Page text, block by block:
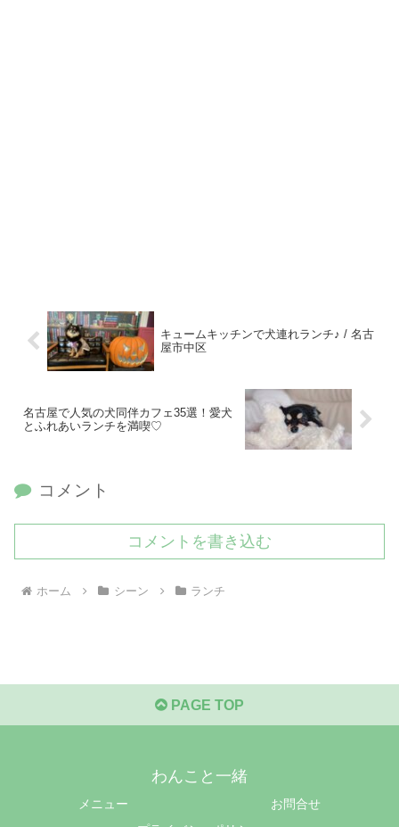
キュームキッチンで犬連れランチ♪ / 名古
屋市中区
名古屋で人気の犬同伴カフェ35選！愛犬
とふれあいランチを満喫♡
コメント
コメントを書き込む
ホーム シーン ランチ
PAGE TOP
わんこと一緒
メニュー
お問合せ